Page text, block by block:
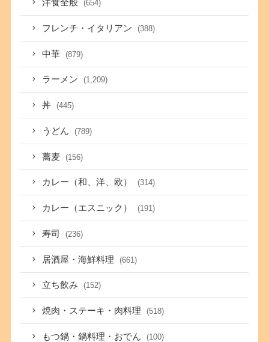
洋食全般 (654)
フレンチ・イタリアン (388)
中華 (879)
ラーメン (1,209)
丼 (445)
うどん (789)
蕎麦 (156)
カレー（和、洋、欧） (314)
カレー（エスニック） (191)
寿司 (236)
居酒屋・海鮮料理 (661)
立ち飲み (152)
焼肉・ステーキ・肉料理 (518)
もつ鍋・鍋料理・おでん (100)